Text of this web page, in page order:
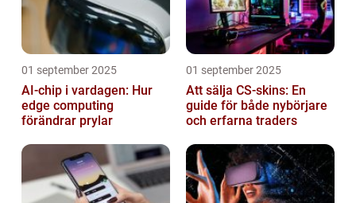
01 september 2025
AI-chip i vardagen: Hur
edge computing
förändrar prylar
01 september 2025
Att sälja CS-skins: En
guide för både nybörjare
och erfarna traders